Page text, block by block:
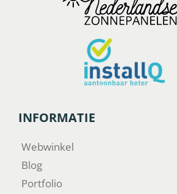
INFORMATIE
Webwinkel
Blog
Portfolio